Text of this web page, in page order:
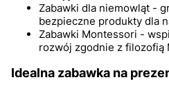
Zabawki dla niemowląt -
bezpieczne produkty dla
Zabawki Montessori -
rozwój zgodnie z filozofią
Idealna zabawka na